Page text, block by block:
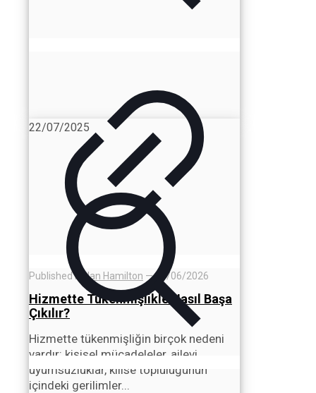
Published byIan Hamilton —05/06/2026
Hizmette Tükenmişlikle Nasıl Başa
Çıkılır?
Hizmette tükenmişliğin birçok nedeni
vardır: kişisel mücadeleler, ailevi
uyumsuzluklar, kilise topluluğunun
içindeki gerilimler...
22/07/2025